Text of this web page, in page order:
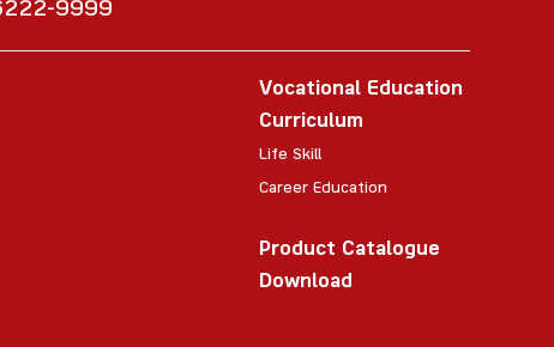
9999
Vocational Education
Curriculum
Life Skill
Career Education
Product Catalogue
Download